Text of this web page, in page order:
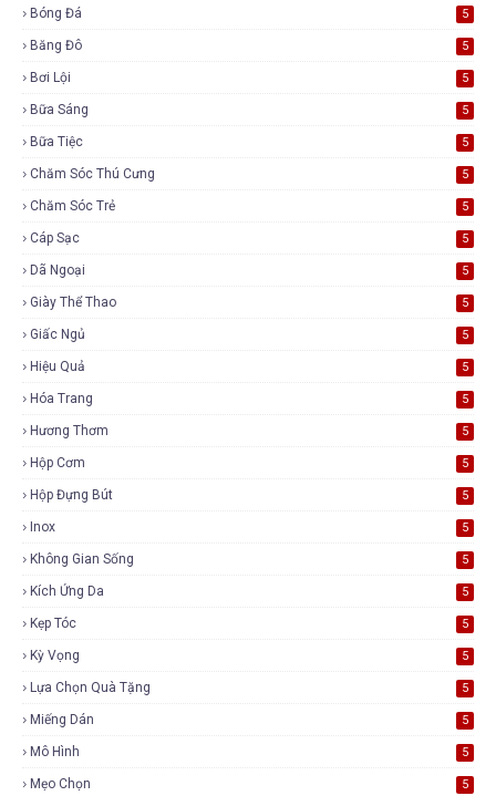
Bóng Đá 5
Băng Đô 5
Bơi Lội 5
Bữa Sáng 5
Bữa Tiệc 5
Chăm Sóc Thú Cưng 5
Chăm Sóc Trẻ 5
Cáp Sạc 5
Dã Ngoại 5
Giày Thể Thao 5
Giấc Ngủ 5
Hiệu Quả 5
Hóa Trang 5
Hương Thơm 5
Hộp Cơm 5
Hộp Đựng Bút 5
Inox 5
Không Gian Sống 5
Kích Ứng Da 5
Kẹp Tóc 5
Kỳ Vọng 5
Lựa Chọn Quà Tặng 5
Miếng Dán 5
Mô Hình 5
Mẹo Chọn 5